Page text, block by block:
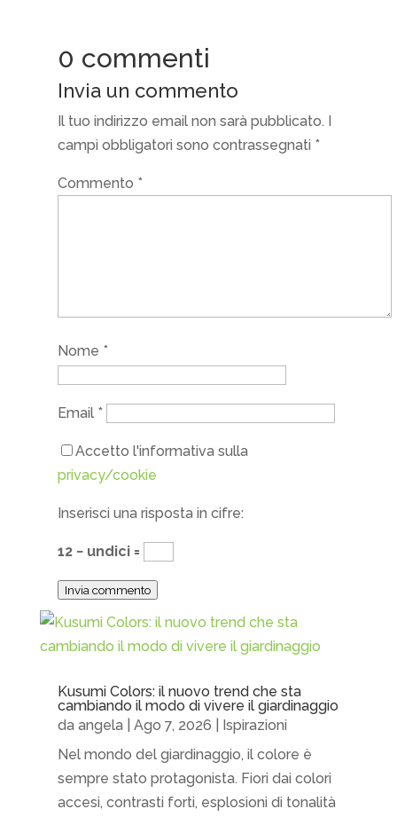
0 commenti
Invia un commento
Il tuo indirizzo email non sarà pubblicato. I
campi obbligatori sono contrassegnati *
Commento *
Nome *
Email *
Accetto l'informativa sulla
privacy/cookie
Inserisci una risposta in cifre:
12 − undici =
Invia commento
Kusumi Colors: il nuovo trend che sta
cambiando il modo di vivere il giardinaggio
da angela| Ago 7, 2026
Ispirazioni
Nel mondo del giardinaggio, il colore è
sempre stato protagonista. Fiori dai colori
accesi, contrasti forti, esplosioni di tonalità